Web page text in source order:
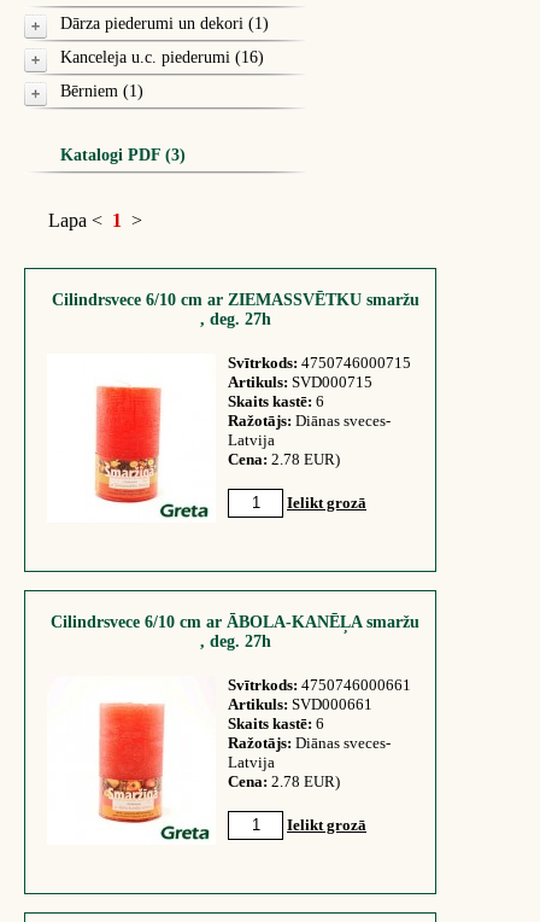
Dārza piederumi un dekori (1)
Kanceleja u.c. piederumi (16)
Bērniem (1)
Katalogi PDF (3)
Lapa < 1 >
Cilindrsvece 6/10 cm ar ZIEMASSVĒTKU smaržu
, deg. 27h
Svītrkods: 4750746000715
Artikuls: SVD000715
Skaits kastē: 6
Ražotājs: Diānas sveces-
Latvija
Cena: 2.78 EUR)
Ielikt grozā
Cilindrsvece 6/10 cm ar ĀBOLA-KANĒĻA smaržu
, deg. 27h
Svītrkods: 4750746000661
Artikuls: SVD000661
Skaits kastē: 6
Ražotājs: Diānas sveces-
Latvija
Cena: 2.78 EUR)
Ielikt grozā